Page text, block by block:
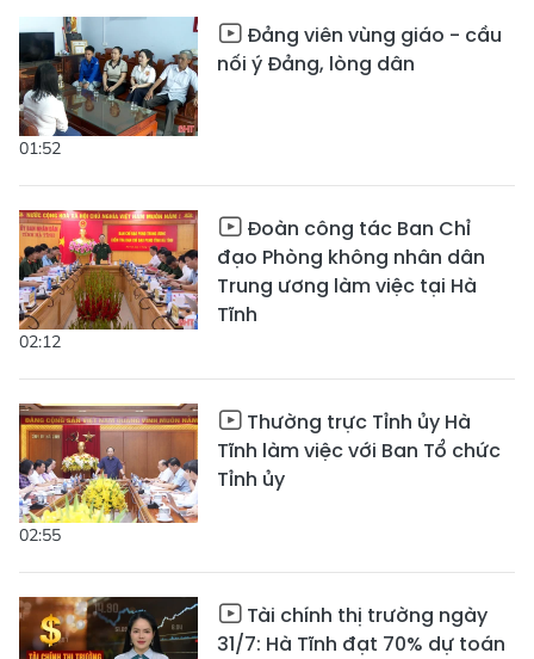
01:52
Đảng viên vùng giáo - cầu
nối ý Đảng, lòng dân
02:12
Đoàn công tác Ban Chỉ
đạo Phòng không nhân dân
Trung ương làm việc tại Hà
Tĩnh
02:55
Thường trực Tỉnh ủy Hà
Tĩnh làm việc với Ban Tổ chức
Tỉnh ủy
Tài chính thị trường ngày
31/7: Hà Tĩnh đạt 70% dự toán